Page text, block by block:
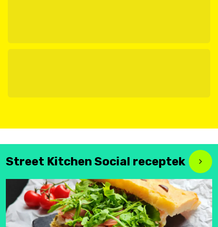
Street Kitchen Social receptek